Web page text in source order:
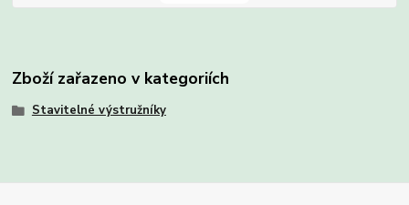
Zboží zařazeno v kategoriích
Stavitelné výstružníky